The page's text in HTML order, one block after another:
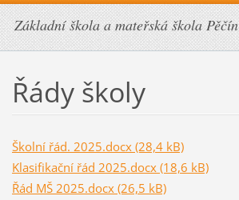
Základní škola a mateřská škola Pěčín
Řády školy
Školní řád. 2025.docx (28,4 kB)
Klasifikační řád 2025.docx (18,6 kB)
Řád MŠ 2025.docx (26,5 kB)